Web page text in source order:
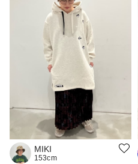
MIKI
153cm